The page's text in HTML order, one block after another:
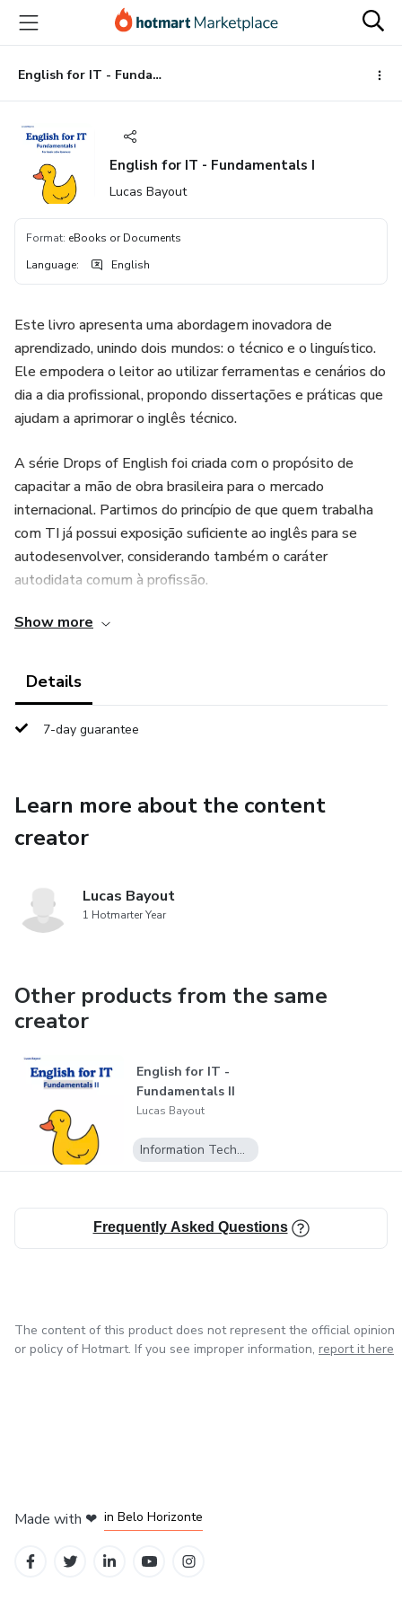
main
content
English for IT - Fundamentals I
English for IT - Fundamentals I
Lucas Bayout
Format: eBooks or Documents
Language: English
Este livro apresenta uma abordagem inovadora de
aprendizado, unindo dois mundos: o técnico e o linguístico.
Ele empodera o leitor ao utilizar ferramentas e cenários do
dia a dia profissional, propondo dissertações e práticas que
ajudam a aprimorar o inglês técnico.
A série Drops of English foi criada com o propósito de
capacitar a mão de obra brasileira para o mercado
internacional. Partimos do princípio de que quem trabalha
com TI já possui exposição suficiente ao inglês para se
autodesenvolver, considerando também o caráter
autodidata comum à profissão.
Embora o foco seja no solo learner — o profissional que
altamente recomendado para uso em grupo,
Show more
Details
7-day guarantee
Learn more about the content
creator
Lucas Bayout
1 Hotmarter Year
Other products from the same
creator
English for IT -
Fundamentals II
Lucas Bayout
Information Technology
Frequently Asked Questions
The content of this product does not represent the official opinion
or policy of Hotmart. If you see improper information, report it here
Made with ❤ in Belo Horizonte